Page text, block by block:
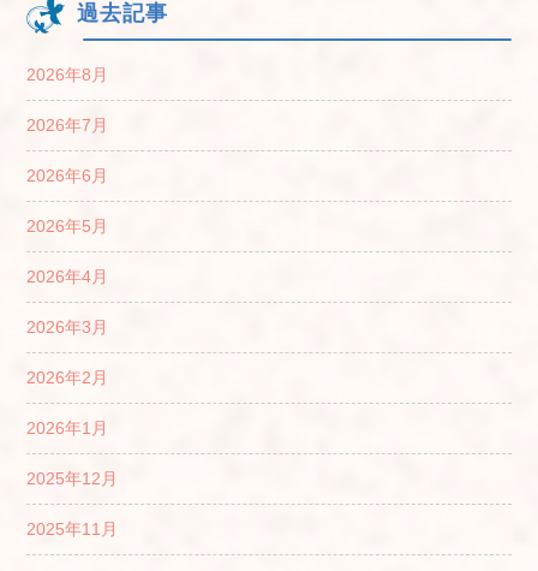
過去記事
2026年8月
2026年7月
2026年6月
2026年5月
2026年4月
2026年3月
2026年2月
2026年1月
2025年12月
2025年11月